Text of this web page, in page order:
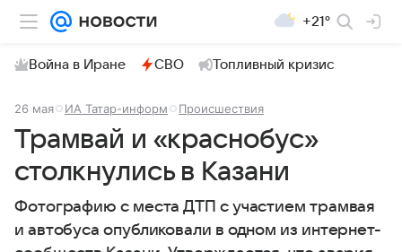
+21°
Война в Иране СВО Топливный кризис
26 мая ИА Татар-информ Происшествия
Трамвай и «краснобус»
столкнулись в Казани
Фотографию с места ДТП с участием трамвая
и автобуса опубликовали в одном из интернет-